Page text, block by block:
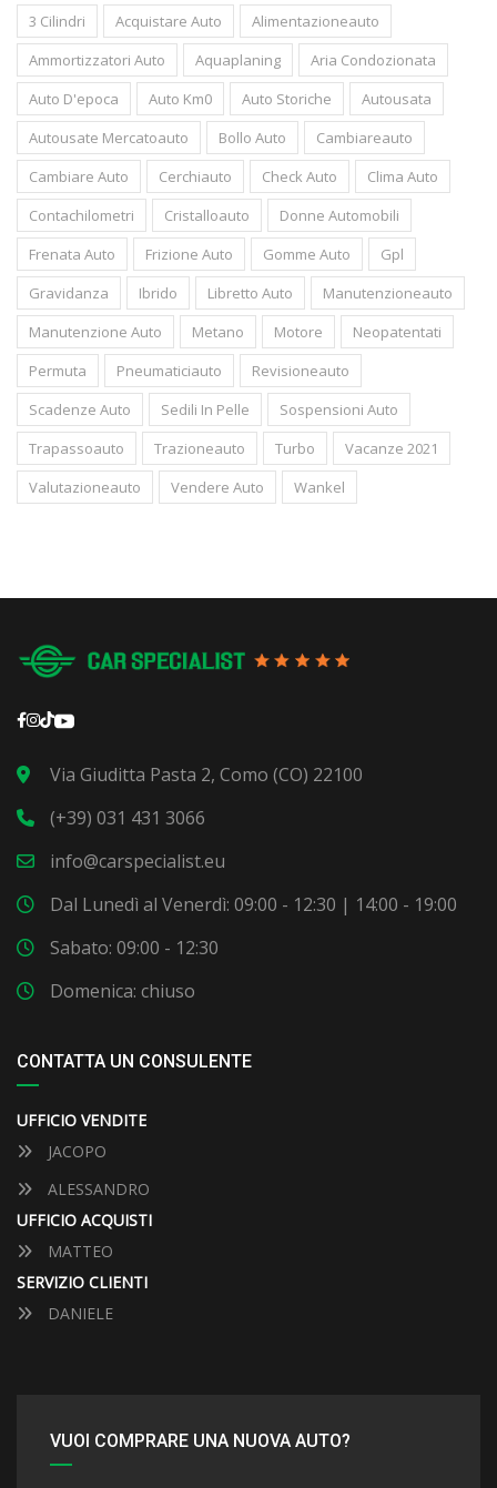
3 Cilindri Acquistare Auto
Alimentazioneauto
Ammortizzatori Auto
Aquaplaning
Aria Condozionata
Auto D'epoca
Auto Km0 Auto Storiche
Autousata
Autousate Mercatoauto
Bollo Auto
Cambiareauto
Cambiare Auto
Cerchiauto Check Auto
Clima Auto
Contachilometri
Cristalloauto
Donne Automobili
Frenata Auto
Frizione Auto Gomme Auto
Gpl
Gravidanza
Ibrido Libretto Auto
Manutenzioneauto
Manutenzione Auto
Metano Motore
Neopatentati
Permuta
Pneumaticiauto
Revisioneauto
Scadenze Auto
Sedili In Pelle
Sospensioni Auto
Trapassoauto
Trazioneauto Turbo
Vacanze 2021
Valutazioneauto
Vendere Auto Wankel
Via Giuditta Pasta 2, Como (CO) 22100
(+39) 031 431 3066
info@carspecialist.eu
Dal Lunedì al Venerdì: 09:00 - 12:30 | 14:00 - 19:00
Sabato: 09:00 - 12:30
Domenica: chiuso
CONTATTA UN CONSULENTE
UFFICIO VENDITE
JACOPO
ALESSANDRO
UFFICIO ACQUISTI
MATTEO
SERVIZIO CLIENTI
DANIELE
VUOI COMPRARE UNA NUOVA AUTO?